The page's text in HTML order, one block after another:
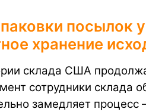
посылок
хранение
склада США
сотрудники склада
замедляет